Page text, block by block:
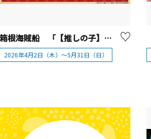
箱根海賊船 「【推しの子】×芦ノ湖」コラボイベント
2026年4月2日（木）～5月31日（日）